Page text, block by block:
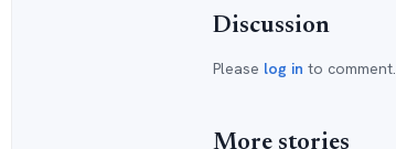
Discussion
Please log in to comment.
More stories